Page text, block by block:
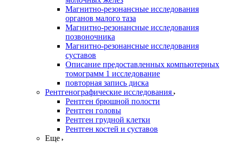
Магнитно-резонансные исследования
органов малого таза
Магнитно-резонансные исследования
позвоночника
Магнитно-резонансные исследования
суставов
Описание предоставленных компьютерных
томограмм 1 исследование
повторная запись диска
Рентгенографические исследования
Рентген брюшной полости
Рентген головы
Рентген грудной клетки
Рентген костей и суставов
Еще